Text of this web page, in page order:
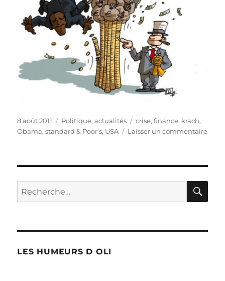
Publié
le
8 août 2011 Catégories
Politique, actualités Étiquettes
crise,finance, krach,
Obama,standard & Poor's, USA Laisser un commentairesur
?
Recherche
pour :
LES HUMEURS D OLI